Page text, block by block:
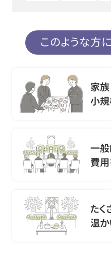
このような方
家
小
一
費
た
温